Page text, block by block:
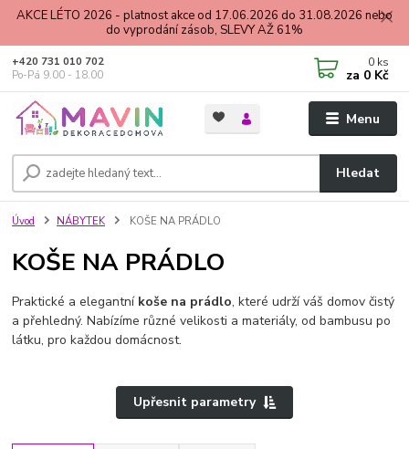
AKCE LÉTO 2026 - platnost akce od 17.06.2026 do 31.08.2026 nebo
do vyprodání zásob, SLEVY AŽ 61%
Menu
Hledat
+420 731 010 702
Po-Pá 9.00 - 18.00
0 ks
za 0 Kč
Úvod NÁBYTEK KOŠE NA PRÁDLO
KOŠE NA PRÁDLO
Praktické a elegantní koše na prádlo, které udrží váš domov čistý
a přehledný. Nabízíme různé velikosti a materiály, od bambusu po
látku, pro každou domácnost.
Upřesnit parametry